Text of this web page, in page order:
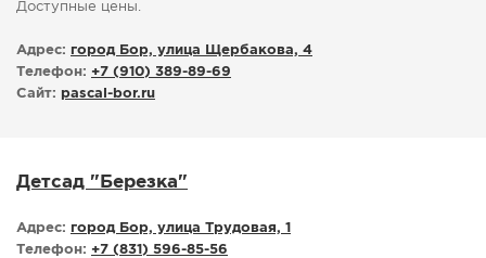
Доступные цены.
Адрес: город Бор, улица Щербакова, 4
Телефон: +7 (910) 389-89-69
Сайт: pascal-bor.ru
Детсад "Березка"
Адрес: город Бор, улица Трудовая, 1
Телефон: +7 (831) 596-85-56